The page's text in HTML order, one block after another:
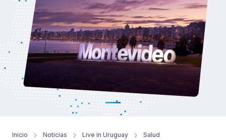
Inicio Noticias Live in Uruguay
Salud